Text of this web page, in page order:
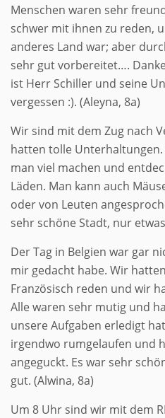
Menschen waren sehr
schwer mit ihnen zu reden,
anderes Land war; aber
sehr gut vorbereitet….
ist Herr Schiller und seine
vergessen :). (Aleyna, 8a)
Wir sind mit dem Zug nach
hatten tolle
man viel machen und
Läden. Man kann auch
oder von Leuten
sehr schöne Stadt, nur
Der Tag in Belgien war gar
mir gedacht habe. Wir
Französisch reden und wir
Alle waren sehr mutig und
unsere Aufgaben erledigt
irgendwo rumgelaufen und
angeguckt. Es war sehr
gut. (Alwina, 8a)
Um 8 Uhr sind wir mit dem